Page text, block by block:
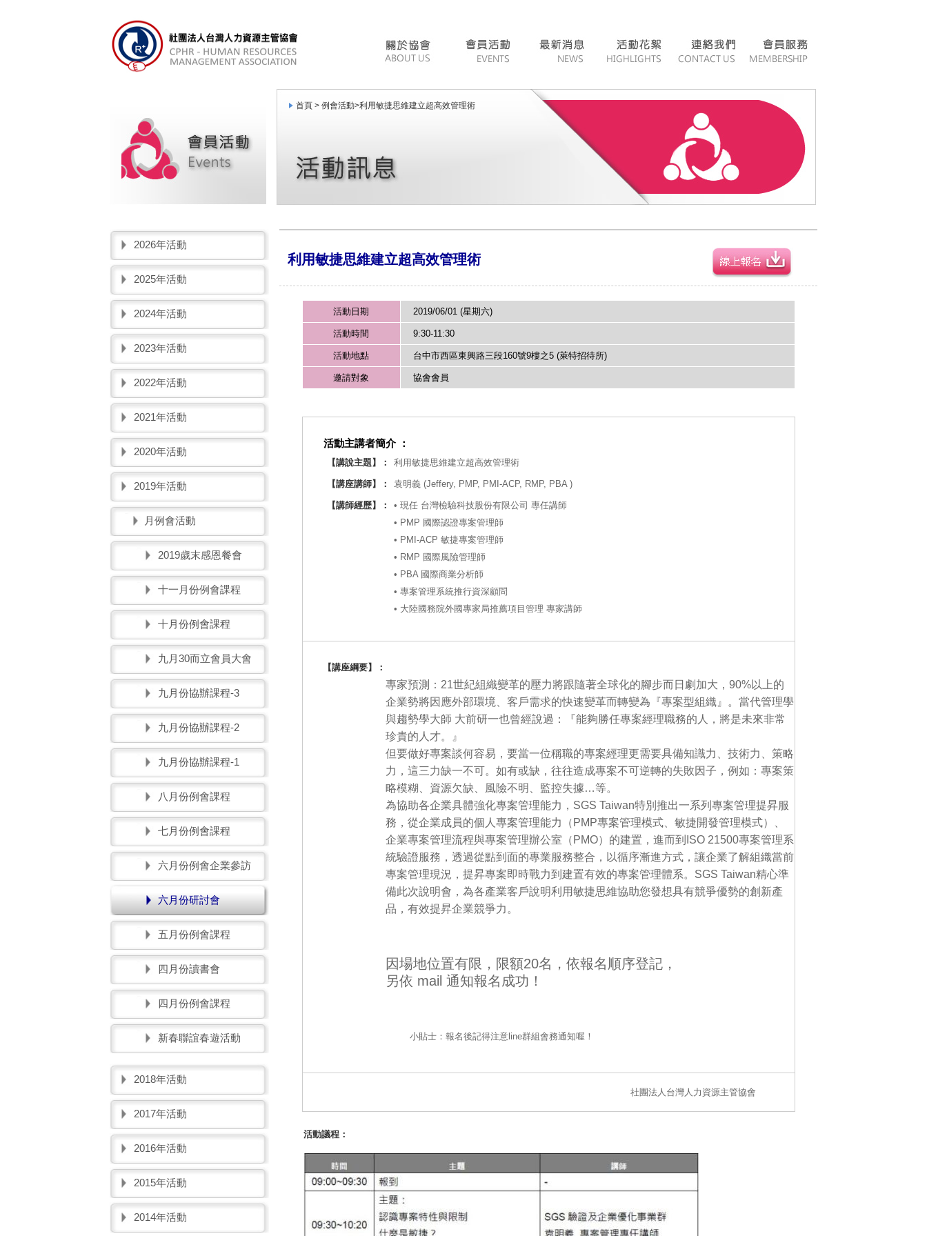
首頁 > 例會活動>利用敏捷思維建立超高效管理術
2026年活動
2025年活動
2024年活動
2023年活動
2022年活動
2021年活動
2020年活動
2019年活動
月例會活動
2019歲末感恩餐會
十一月份例會課程
十月份例會課程
九月30而立會員大會
九月份協辦課程-3
九月份協辦課程-2
九月份協辦課程-1
八月份例會課程
七月份例會課程
六月份例會企業參訪
六月份研討會
五月份例會課程
四月份讀書會
四月份例會課程
新春聯誼春遊活動
2018年活動
2017年活動
2016年活動
2015年活動
2014年活動
利用敏捷思維建立超高效管理術
活動日期 2019/06/01 (星期六)
活動時間 9:30-11:30
活動地點 台中市西區東興路三段160號9樓之5 (萊特招待所)
邀請對象 協會會員
活動主講者簡介 ：
【講說主題】： 利用敏捷思維建立超高效管理術
【講座講師】： 袁明義 (Jeffery, PMP, PMI-ACP, RMP, PBA )
【講師經歷】：
• 現任 台灣檢驗科技股份有限公司 專任講師
• PMP 國際認證專案管理師
• PMI-ACP 敏捷專案管理師
• RMP 國際風險管理師
• PBA 國際商業分析師
• 專案管理系統推行資深顧問
• 大陸國務院外國專家局推薦項目管理 專家講師
【講座綱要】：
專家預測：21世紀組織變革的壓力將跟隨著全球化的腳步而日劇加大，90%以上的
企業勢將因應外部環境、客戶需求的快速變革而轉變為『專案型組織』。當代管理學
與趨勢學大師 大前研一也曾經說過：『能夠勝任專案經理職務的人，將是未來非常
珍貴的人才。』
但要做好專案談何容易，要當一位稱職的專案經理更需要具備知識力、技術力、策略
力，這三力缺一不可。如有或缺，往往造成專案不可逆轉的失敗因子，例如：專案策
略模糊、資源欠缺、風險不明、監控失據…等。
為協助各企業具體強化專案管理能力，SGS Taiwan特別推出一系列專案管理提昇服
務，從企業成員的個人專案管理能力（PMP專案管理模式、敏捷開發管理模式）、
企業專案管理流程與專案管理辦公室（PMO）的建置，進而到ISO 21500專案管理系
統驗證服務，透過從點到面的專業服務整合，以循序漸進方式，讓企業了解組織當前
專案管理現況，提昇專案即時戰力到建置有效的專案管理體系。SGS Taiwan精心準
備此次說明會，為各產業客戶說明利用敏捷思維協助您發想具有競爭優勢的創新產
品，有效提昇企業競爭力。
因場地位置有限，限額20名，依報名順序登記，
另依 mail 通知報名成功！
小貼士：報名後記得注意line群組會務通知喔！
社團法人台灣人力資源主管協會
活動議程：